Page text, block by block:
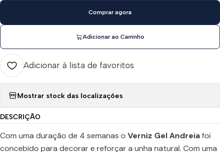
Adicionar ao Carrinho
Comprar agora
Adicionar à lista de favoritos
Mostrar stock das localizações
DESCRIÇÃO
Com uma duração de 4 semanas o Verniz Gel Andreiafoi
concebido para decorar e reforçar a unha natural. Com uma